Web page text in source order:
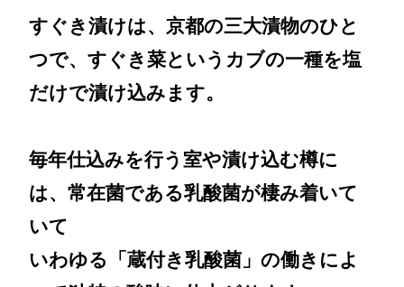
すぐき漬けは、京都の三大漬物のひと
つで、すぐき菜というカブの一種を塩
だけで漬け込みます。
毎年仕込みを行う室や漬け込む樽に
は、常在菌である乳酸菌が棲み着いて
いて
いわゆる「蔵付き乳酸菌」の働きによ